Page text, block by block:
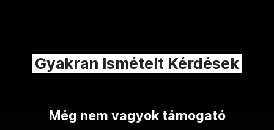
Gyakran Ismételt Kérdések
Még nem vagyok támogató